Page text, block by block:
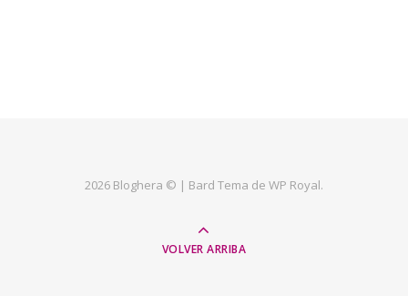
2026 Bloghera © | Bard Tema de WP Royal.
VOLVER ARRIBA